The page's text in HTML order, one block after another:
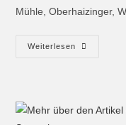
Mühle, Oberhaizinger,
Weiterlesen